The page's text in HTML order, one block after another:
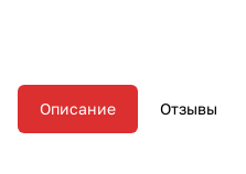
Описание Отзывы